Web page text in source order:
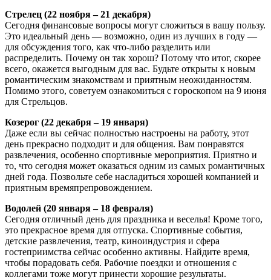
Стрелец (22 ноября – 21 декабря)
Сегодня финансовые вопросы могут сложиться в вашу пользу.
Это идеальный день — возможно, один из лучших в году —
для обсуждения того, как что-либо разделить или
распределить. Почему он так хорош? Потому что итог, скорее
всего, окажется выгодным для вас. Будьте открыты к новым
романтическим знакомствам и приятным неожиданностям.
Помимо этого, советуем ознакомиться с гороскопом на 9 июня
для Стрельцов.
Козерог (22 декабря – 19 января)
Даже если вы сейчас полностью настроены на работу, этот
день прекрасно подходит и для общения. Вам понравятся
развлечения, особенно спортивные мероприятия. Приятно и
то, что сегодня может оказаться одним из самых романтичных
дней года. Позвольте себе насладиться хорошей компанией и
приятным времяпрепровождением.
Водолей (20 января – 18 февраля)
Сегодня отличный день для праздника и веселья! Кроме того,
это прекрасное время для отпуска. Спортивные события,
детские развлечения, театр, киноиндустрия и сфера
гостеприимства сейчас особенно активны. Найдите время,
чтобы порадовать себя. Рабочие поездки и отношения с
коллегами тоже могут принести хорошие результаты.